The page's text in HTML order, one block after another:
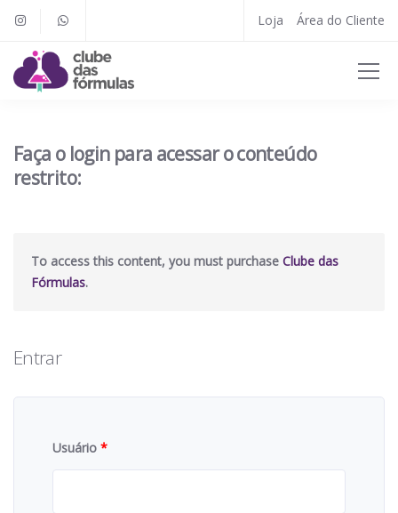
Loja Área do Cliente
Faça o login para acessar o conteúdo
restrito:
To access this content, you must purchase Clube das
Fórmulas.
Entrar
Usuário *